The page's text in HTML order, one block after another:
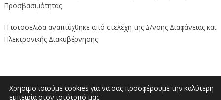
Προσβασιμότητας
Η ιστοσελίδα αναπτύχθηκε από στελέχη της Δ/νσης Διαφάνειας και
Ηλεκτρονικής Διακυβέρνησης
Χρησιμοποιούμε cookies για να σας προσφέρουμε την καλύτερη
εμπειρία στον ιστότοπό μας.